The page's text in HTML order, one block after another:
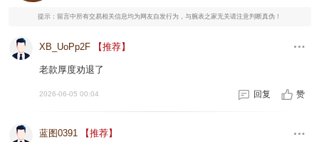
提示：留言中所有交易相关信息均为网友自发行为，与腕表之家无关请注意判断真伪！
XB_UoPp2F 【推荐】
老款厚度劝退了
2026-06-05 00:04 回复 赞
蓝图0391 【推荐】